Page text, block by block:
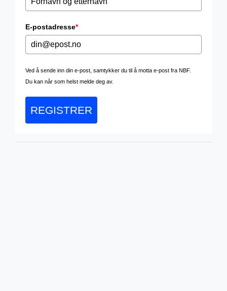
E-postadresse*
Ved å sende inn din e-post, samtykker du til å motta e-post fra NBF.
Du kan når som helst melde deg av.
REGISTRER